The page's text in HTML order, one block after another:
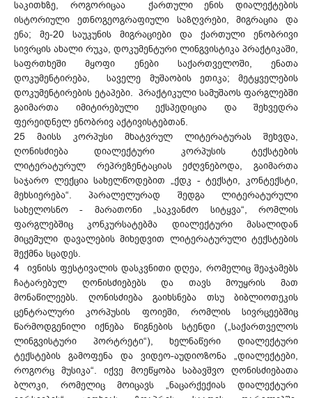
საკითხზე, როგორიცაა ქართული ენის დიალექტების
ისტორიული ეთნოგეოგრაფიული საზღვრები, მიგრაცია და
ენა; მე-20 საუკუნის მიგრაციები და ქართული ენობრივი
სივრცის ახალი რუკა, დოკუმენტური ლინგვისტიკა პრაქტიკაში,
საფრთხეში მყოფი ენები საქართველოში, ენათა
დოკუმენტირება, საველე მუშაობის ეთიკა; მეტყველების
დოკუმენტირების ეტაპები. პრაქტიკული სამუშაოს ფარგლებში
გაიმართა იმიტირებული ექსპედიცია და შეხვედრა
ფერეიდნელ ენობრივ აქტივისტებთან.
25 მაისს კორპუსი მხატვრულ ლიტერატურას შეხვდა,
ღონისძიება დიალექტური კორპუსის ტექსტების
ლიტერატურულ რეპრეზენტაციას ეძღვნებოდა, გაიმართა
საჯარო ლექცია სახელწოდებით „ქდკ - ტექსტი, კონტექსტი,
მეხსიერება“. პარალელურად შედგა ლიტერატურული
სახელოსნო - მარათონი „საკვანძო სიტყვა“, რომლის
ფარგლებშიც კონკურსატებმა დიალექტური მასალიდან
მიცემული დავალების მიხედვით ლიტერატურული ტექსტების
შექმნა სცადეს.
4 ივნისს ფესტივალის დასკვნითი დღეა, რომელიც შეაჯამებს
ჩატარებულ ღონისძიებებს და თავს მოუყრის მათ
მონაწილეებს. ღონისძიება გაიხსნება თსუ ბიბლიოთეკის
ცენტრალური კორპუსის ფოიეში, რომლის სივრცეებშიც
წარმოდგენილი იქნება წიგნების სტენდი („საქართველოს
ლინგვისტური პორტრეტი“), ხელნაწერი დიალექტური
ტექსტების გამოფენა და ვიდეო-აუდიოზონა „დიალექტები,
როგორც მუსიკა“. იქვე მოეწყობა საბავშვო ღონისძიებათა
ბლოკი, რომელიც მოიცავს „ნაცარქექიას დიალექტური